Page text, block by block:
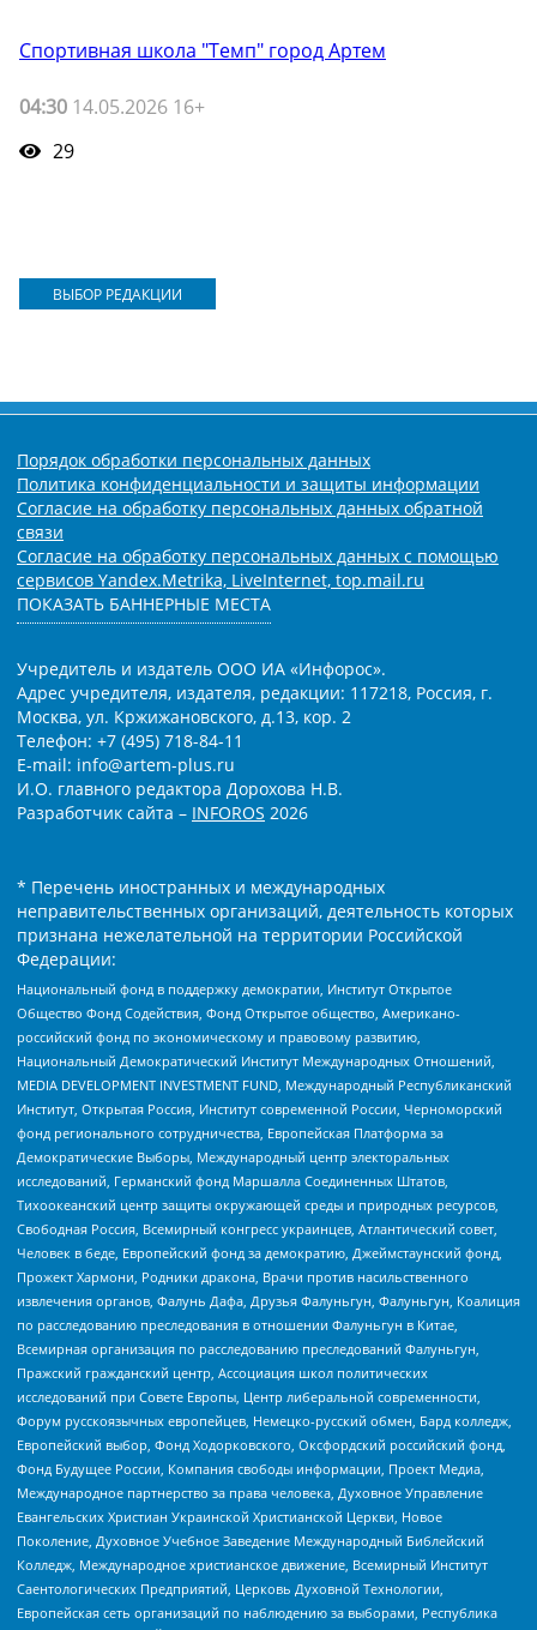
Спортивная школа "Темп" город Артем
04:30 14.05.2026 16+
29
ВЫБОР РЕДАКЦИИ
Порядок обработки персональных данных
Политика конфиденциальности и защиты информации
Согласие на обработку персональных данных обратной
связи
Согласие на обработку персональных данных с помощью
сервисов Yandex.Metrika, LiveInternet, top.mail.ru
ПОКАЗАТЬ БАННЕРНЫЕ МЕСТА
Учредитель и издатель ООО ИА «Инфорос».
Адрес учредителя, издателя, редакции: 117218, Россия, г.
Москва, ул. Кржижановского, д.13, кор. 2
Телефон: +7 (495) 718-84-11
E-mail: info@artem-plus.ru
И.О. главного редактора Дорохова Н.В.
Разработчик сайта – INFOROS 2026
* Перечень иностранных и международных
неправительственных организаций, деятельность которых
признана нежелательной на территории Российской
Федерации:
Национальный фонд в поддержку демократии, Институт Открытое
Общество Фонд Содействия, Фонд Открытое общество, Американо-
российский фонд по экономическому и правовому развитию,
Национальный Демократический Институт Международных Отношений,
MEDIA DEVELOPMENT INVESTMENT FUND, Международный Республиканский
Институт, Открытая Россия, Институт современной России, Черноморский
фонд регионального сотрудничества, Европейская Платформа за
Демократические Выборы, Международный центр электоральных
исследований, Германский фонд Маршалла Соединенных Штатов,
Тихоокеанский центр защиты окружающей среды и природных ресурсов,
Свободная Россия, Всемирный конгресс украинцев, Атлантический совет,
Человек в беде, Европейский фонд за демократию, Джеймстаунский фонд,
Прожект Хармони, Родники дракона, Врачи против насильственного
извлечения органов, Фалунь Дафа, Друзья Фалуньгун, Фалуньгун, Коалиция
по расследованию преследования в отношении Фалуньгун в Китае,
Всемирная организация по расследованию преследований Фалуньгун,
Пражский гражданский центр, Ассоциация школ политических
исследований при Совете Европы, Центр либеральной современности,
Форум русскоязычных европейцев, Немецко-русский обмен, Бард колледж,
Европейский выбор, Фонд Ходорковского, Оксфордский российский фонд,
Фонд Будущее России, Компания свободы информации, Проект Медиа,
Международное партнерство за права человека, Духовное Управление
Евангельских Христиан Украинской Христианской Церкви, Новое
Поколение, Духовное Учебное Заведение Международный Библейский
Колледж, Международное христианское движение, Всемирный Институт
Саентологических Предприятий, Церковь Духовной Технологии,
Европейская сеть организаций по наблюдению за выборами, Республика